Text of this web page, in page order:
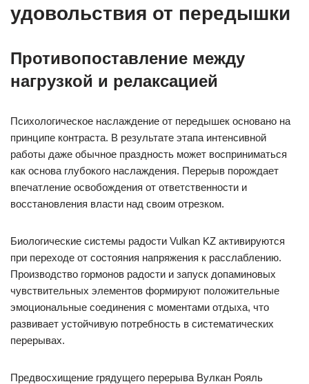
удовольствия от передышки
Противопоставление между
нагрузкой и релаксацией
Психологическое наслаждение от передышек основано на
принципе контраста. В результате этапа интенсивной
работы даже обычное праздность может восприниматься
как основа глубокого наслаждения. Перерыв порождает
впечатление освобождения от ответственности и
восстановления власти над своим отрезком.
Биологические системы радости Vulkan KZ активируются
при переходе от состояния напряжения к расслаблению.
Производство гормонов радости и запуск допаминовых
чувствительных элементов формируют положительные
эмоциональные соединения с моментами отдыха, что
развивает устойчивую потребность в систематических
перерывах.
Предвосхищение грядущего перерыва Вулкан Рояль